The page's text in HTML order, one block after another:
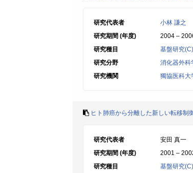
研究代表者
小林 謙之
研究期間 (年度)
2004 –
研究種目
基盤研究(C)
研究分野
消化器外科
研究機関
獨協医科大
ヒト肺癌から分離した新しい転移制
研究代表者
安田 真一
研究期間 (年度)
2001 –
研究種目
基盤研究(C)